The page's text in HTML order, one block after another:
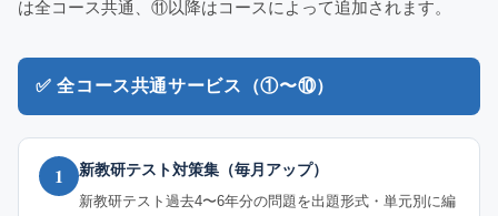
は全コース共通、⑪以降はコースによって追加されます。
✅ 全コース共通サービス（①〜⑩）
1 新教研テスト対策集（毎月アップ）
新教研テスト過去4〜6年分の問題を出題形式・単元別に編